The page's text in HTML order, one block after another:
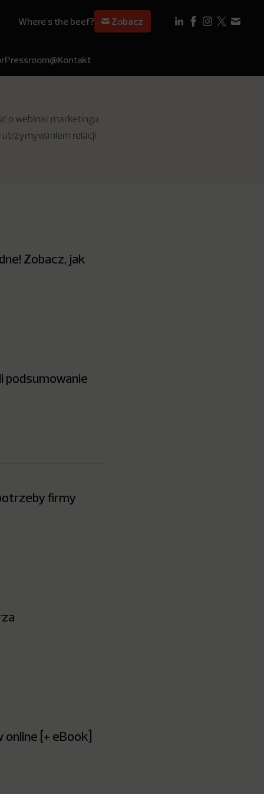
Where's the beef? Zobacz
Pressroom@Kontakt
o webinar marketingu
utrzymywaniem relacji
Zobacz, jak
podsumowanie
firmy
[+ eBook]